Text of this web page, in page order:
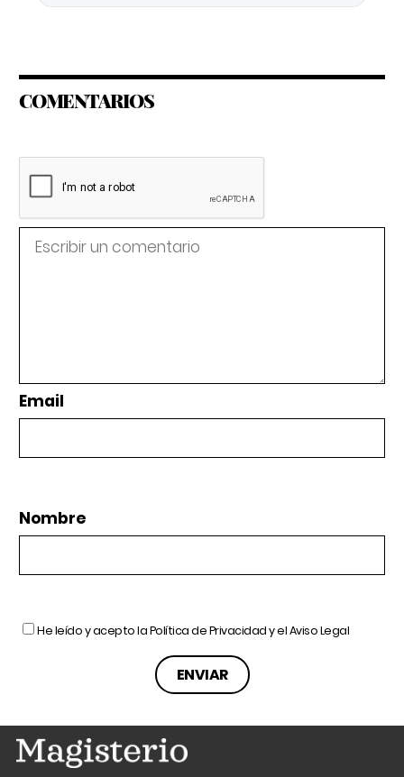
COMENTARIOS
Email
Nombre
He leído y acepto laPolítica de Privacidady elAviso Legal